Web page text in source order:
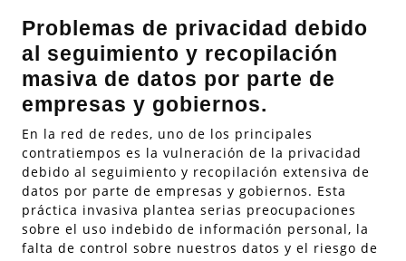
Problemas de privacidad debido
al seguimiento y recopilación
masiva de datos por parte de
empresas y gobiernos.
En la red de redes, uno de los principales
contratiempos es la vulneración de la privacidad
debido al seguimiento y recopilación extensiva de
datos por parte de empresas y gobiernos. Esta
práctica invasiva plantea serias preocupaciones
sobre el uso indebido de información personal, la
falta de control sobre nuestros datos y el riesgo de